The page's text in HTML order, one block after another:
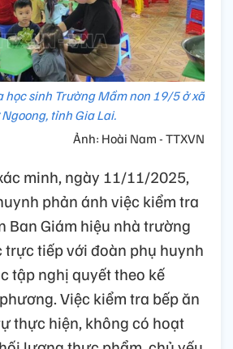
học sinh Trường Mầm non 19/5 ở xã
Ngoong, tỉnh Gia Lai.
Ảnh: Hoài Nam - TTXVN
minh, ngày 11/11/2025,
phản ánh việc kiểm tra
Ban Giám hiệu nhà trường
trực tiếp với đoàn phụ huynh
tập nghị quyết theo kế
Việc kiểm tra bếp ăn
thực hiện, không có hoạt